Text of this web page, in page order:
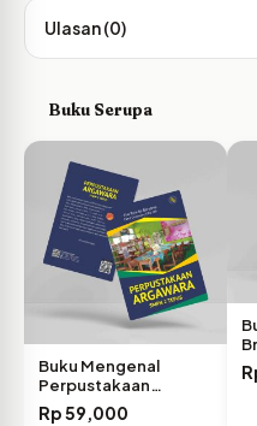
Ulasan (0)
Buku Serupa
Buku Mengenal
Perpustakaan
Argawara SMPN 2
Rp59,000